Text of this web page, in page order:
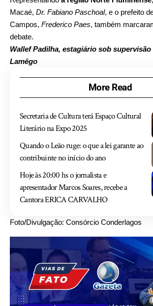
Macaé, Dr. Fabiano Paschoal, e o prefeito
Campos, Frederico Paes, também
debate.
Wallef Padilha, estagiário sob
Lamêgo
More Read
Secretaria de Cultura terá Espaço Cultural
Literário na Expo 2025
Quando o Leão ruge: o que a lei garante ao
contribuinte no início do ano
Hoje às 20:00 hs o jornalista e
apresentador Marcos Soares, recebe a
Cantora ERICA CARVALHO
Foto/Divulgação: Consórcio Conderlagos